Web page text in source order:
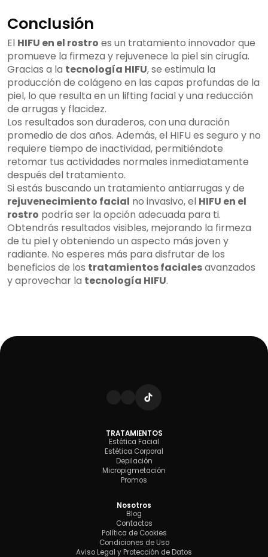
Conclusión
El HIFU en el rostro es un tratamiento innovador que
promueve la firmeza y rejuvenece la piel sin cirugía.
Gracias a la tecnología HIFU, se estimula la
producción de colágeno en las capas profundas de la
piel, lo que resulta en un lifting facial y una reducción
de arrugas y flacidez.
Los resultados son duraderos, con una duración
promedio de dos años. Además, el HIFU es seguro y no
requiere tiempo de inactividad, permitiéndote
retomar tus actividades normales inmediatamente
después del tratamiento.
Si estás buscando un tratamiento antiarrugas y de
rejuvenecimiento facial no invasivo, el HIFU en el
rostro podría ser la opción adecuada para ti.
Obtendrás resultados visibles, mejorando la firmeza
de tu piel y obteniendo un aspecto más joven y
radiante. No esperes más para disfrutar de los
beneficios de los tratamientos facialesavanzados
y aprovechar la tecnología HIFU.
TRATAMIENTOS
Estética Facial
Estética Corporal
Depilación
Micropigmetación
Promos
Nosotros
Blog
Contactos
Política de Cookies
Condiciones de Uso
Aviso Legal y Protección de Datos